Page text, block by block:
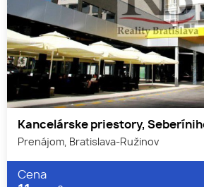
Kancelárske priestory,
Prenájom, Bratislava-Ružinov
Cena